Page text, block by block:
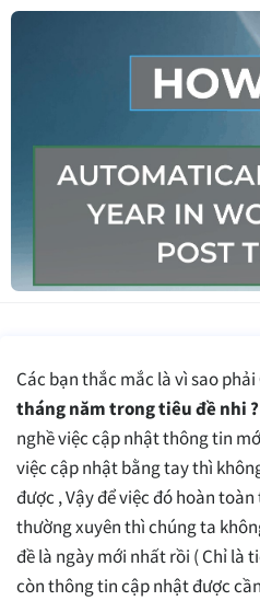
Các bạn thắc mắc là vì sao phải
tháng năm trong tiêu đề nhi ?
nghề việc cập nhật thông tin
việc cập nhật bằng tay thì
được , Vậy để việc đó hoàn
thường xuyên thì chúng ta
đề là ngày mới nhất rồi ( Chỉ là
còn thông tin cập nhật được